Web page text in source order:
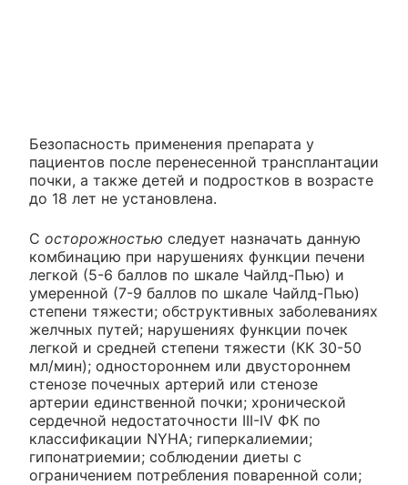
Безопасность применения препарата у
пациентов после перенесенной трансплантации
почки, а также детей и подростков в возрасте
до 18 лет не установлена.
С осторожностью следует назначать данную
комбинацию при нарушениях функции печени
легкой (5-6 баллов по шкале Чайлд-Пью) и
умеренной (7-9 баллов по шкале Чайлд-Пью)
степени тяжести; обструктивных заболеваниях
желчных путей; нарушениях функции почек
легкой и средней степени тяжести (КК 30-50
мл/мин); одностороннем или двустороннем
стенозе почечных артерий или стенозе
артерии единственной почки; хронической
сердечной недостаточности III-IV ФК по
классификации NYHA; гиперкалиемии;
гипонатриемии; соблюдении диеты с
ограничением потребления поваренной соли;